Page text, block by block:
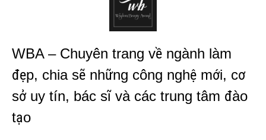
WBA – Chuyên trang về ngành làm
đẹp, chia sẽ những công nghệ mới, cơ
sở uy tín, bác sĩ và các trung tâm đào
tạo